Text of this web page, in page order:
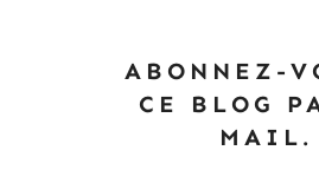
ABONNEZ-
CE BLOG
MAIL.